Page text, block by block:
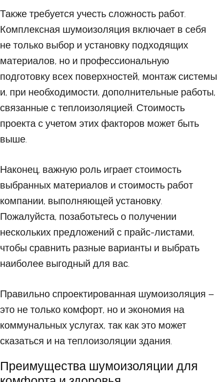
Также требуется учесть сложность работ.
Комплексная шумоизоляция включает в себя
не только выбор и установку подходящих
материалов, но и профессиональную
подготовку всех поверхностей, монтаж системы
и, при необходимости, дополнительные работы,
связанные с теплоизоляцией. Стоимость
проекта с учетом этих факторов может быть
выше.
Наконец, важную роль играет стоимость
выбранных материалов и стоимость работ
компании, выполняющей установку.
Пожалуйста, позаботьтесь о получении
нескольких предложений с прайс-листами,
чтобы сравнить разные варианты и выбрать
наиболее выгодный для вас.
Правильно спроектированная шумоизоляция –
это не только комфорт, но и экономия на
коммунальных услугах, так как это может
сказаться и на теплоизоляции здания.
Преимущества шумоизоляции для